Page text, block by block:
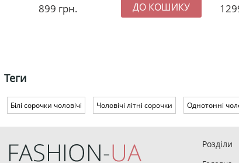
899 грн.
Теги
Білі сорочки чоловічі Чоловічі літні сорочки Однотонні
Розділи